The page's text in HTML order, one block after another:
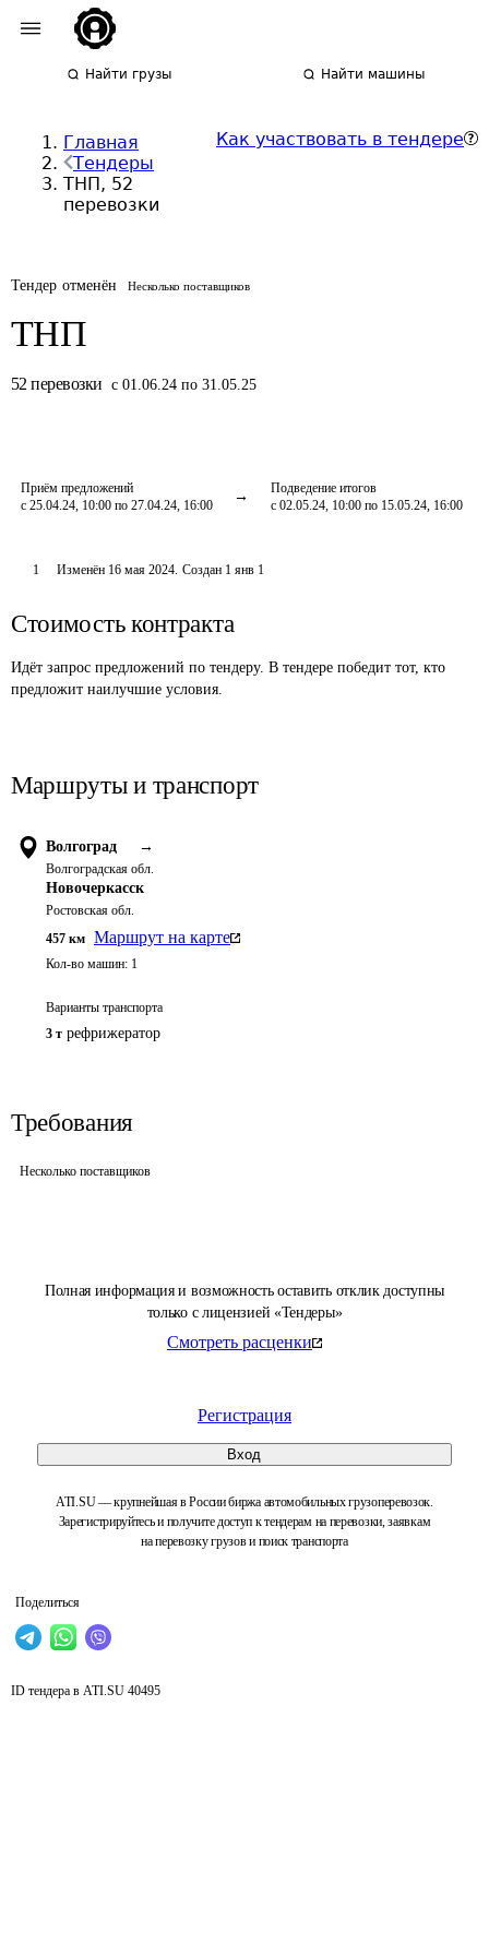
Найти грузы Найти машины
Главная
Тендеры
ТНП, 52
перевозки
Как участвовать в тендере
Тендер отменён Несколько поставщиков
ТНП
52 перевозки с 01.06.24 по 31.05.25
Приём предложений
с 25.04.24, 10:00 по 27.04.24, 16:00
Подведение итогов
с 02.05.24, 10:00 по 15.05.24, 16:00
Полная информация и возможность оставить отклик доступны
только с лицензией «Тендеры»
Смотреть расценки
Регистрация
Вход
ATI.SU — крупнейшая в России биржа автомобильных грузоперевозок.
Зарегистрируйтесь и получите доступ к тендерам на перевозки, заявкам
на перевозку грузов и поиск транспорта
Поделиться
1 Изменён 16 мая 2024. Создан 1 янв 1
Стоимость контракта
Идёт запрос предложений по тендеру. В тендере победит тот, кто
предложит наилучшие условия.
Маршруты и транспорт
Волгоград →
Волгоградская обл.
Новочеркасск
Ростовская обл.
457 км Маршрут на карте
Кол-во машин: 1
Варианты транспорта
3 т рефрижератор
Требования
Несколько поставщиков
ID тендера в ATI.SU 40495